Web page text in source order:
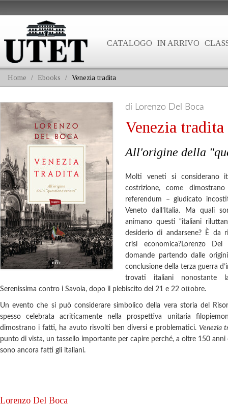
CATALOGO IN ARRIVO
Home / Ebooks / Venezia tradita
di Lorenzo Del Boca
Venezia tradita
All'origine della
Molti veneti si considerano
costrizione, come
referendum – giudicato
Veneto dall’Italia. Ma quali
animano questi “italiani
desiderio di andarsene? È da
crisi economica?Lorenzo
domande partendo dalle
conclusione della terza guerra
trovati italiani nonostante
Serenissima contro i Savoia, dopo il plebiscito del 21 e 22 ottobre.
Un evento che si può considerare simbolico della vera storia del
spesso celebrata acriticamente nella prospettiva unitaria
dimostrano i fatti, ha avuto risvolti ben diversi e problematici. Venezia
punto di vista, un tassello importante per capire perché, a oltre 150 anni
sono ancora fatti gli italiani.
Lorenzo Del Boca